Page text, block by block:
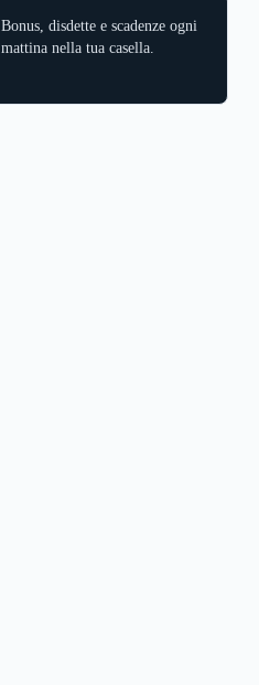
Bonus, disdette e scadenze ogni
mattina nella tua casella.